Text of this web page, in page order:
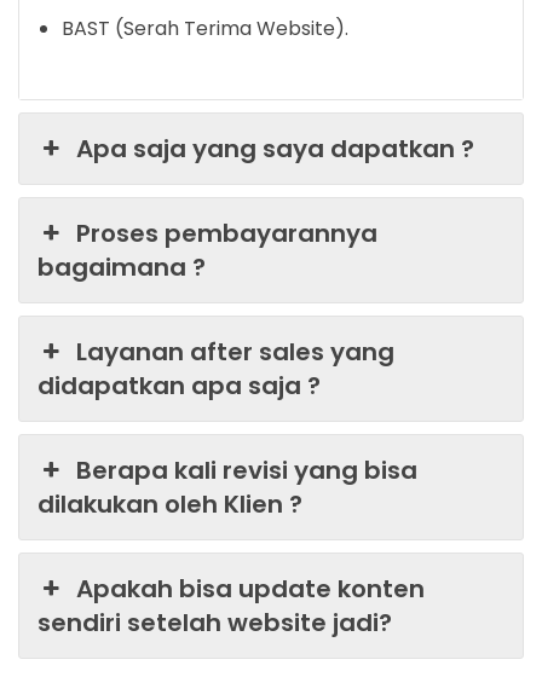
BAST (Serah Terima Website).
Apa saja yang saya dapatkan ?
Proses pembayarannya
bagaimana ?
Layanan after sales yang
didapatkan apa saja ?
Berapa kali revisi yang bisa
dilakukan oleh Klien ?
Apakah bisa update konten
sendiri setelah website jadi?